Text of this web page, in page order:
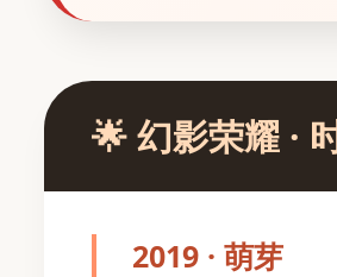
🌟 幻影荣耀 ·
2019 · 萌芽